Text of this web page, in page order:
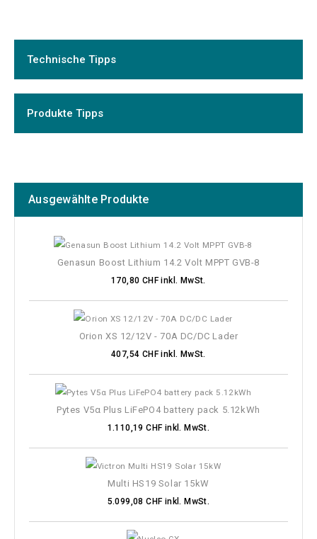
Technische Tipps
Produkte Tipps
Ausgewählte Produkte
Genasun Boost Lithium 14.2 Volt MPPT GVB-8
170,80 CHF inkl. MwSt.
Orion XS 12/12V - 70A DC/DC Lader
407,54 CHF inkl. MwSt.
Pytes V5α Plus LiFePO4 battery pack 5.12kWh
1.110,19 CHF inkl. MwSt.
Multi HS19 Solar 15kW
5.099,08 CHF inkl. MwSt.